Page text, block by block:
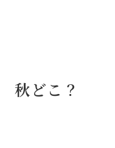
秋どこ？